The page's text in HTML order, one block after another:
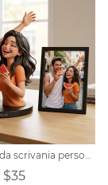
Decorazione da scrivania personalizzata con foto di coppia in stile cartone animato.
$35